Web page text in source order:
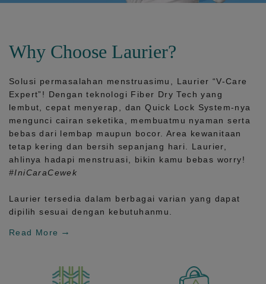
Why Choose Laurier?
Solusi permasalahan menstruasimu, Laurier “V-Care
Expert”! Dengan teknologi Fiber Dry Tech yang
lembut, cepat menyerap, danQuick Lock System-nya
mengunci cairan seketika, membuatmu nyaman serta
bebas dari lembap maupun bocor. Area kewanitaan
tetap kering dan bersih sepanjang hari.
Laurier,
ahlinya hadapi menstruasi, bikin kamu bebas worry!
#IniCaraCewek
Laurier tersedia dalam berbagai varian yang dapat
dipilih sesuai dengan kebutuhanmu.
Read More